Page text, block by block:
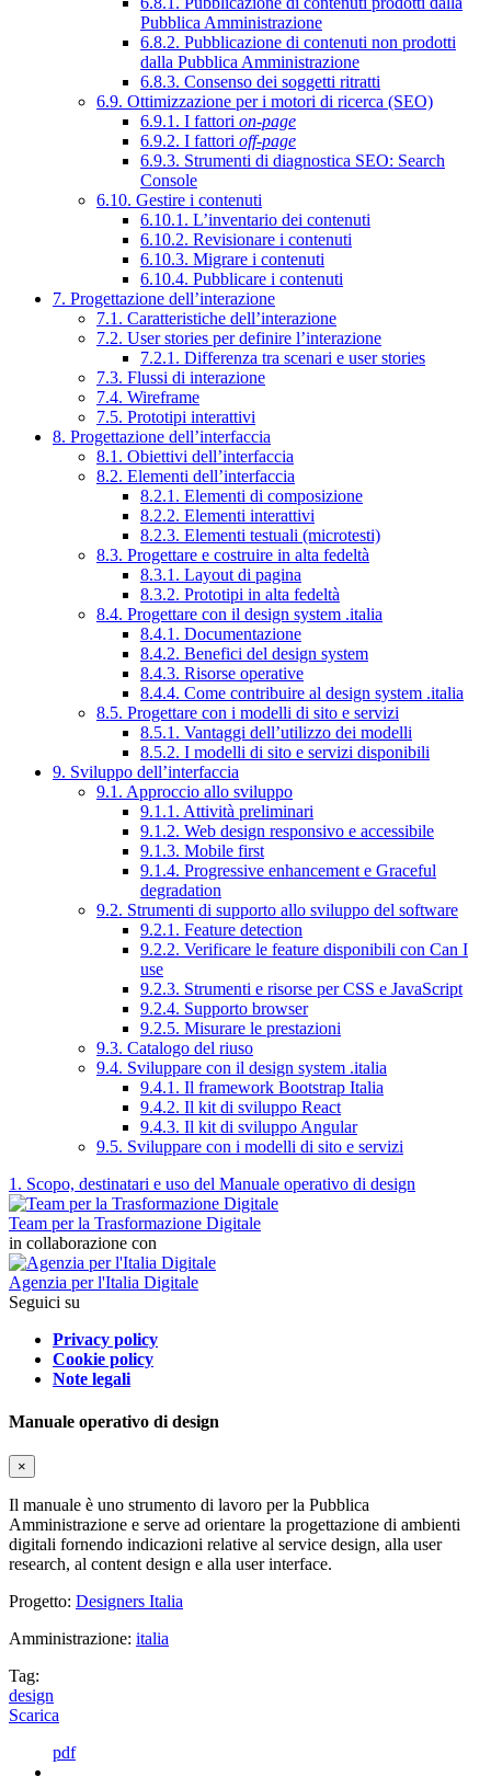
Pubblica Amministrazione
6.8.2. Pubblicazione di contenuti non prodotti
dalla Pubblica Amministrazione
6.8.3. Consenso dei soggetti ritratti
6.9. Ottimizzazione per i motori di ricerca (SEO)
6.9.1. I fattori on-page
6.9.2. I fattori off-page
6.9.3. Strumenti di diagnostica SEO: Search
Console
6.10. Gestire i contenuti
6.10.1. L’inventario dei contenuti
6.10.2. Revisionare i contenuti
6.10.3. Migrare i contenuti
6.10.4. Pubblicare i contenuti
7. Progettazione dell’interazione
7.1. Caratteristiche dell’interazione
7.2. User stories per definire l’interazione
7.2.1. Differenza tra scenari e user stories
7.3. Flussi di interazione
7.4. Wireframe
7.5. Prototipi interattivi
8. Progettazione dell’interfaccia
8.1. Obiettivi dell’interfaccia
8.2. Elementi dell’interfaccia
8.2.1. Elementi di composizione
8.2.2. Elementi interattivi
8.2.3. Elementi testuali (microtesti)
8.3. Progettare e costruire in alta fedeltà
8.3.1. Layout di pagina
8.3.2. Prototipi in alta fedeltà
8.4. Progettare con il design system .italia
8.4.1. Documentazione
8.4.2. Benefici del design system
8.4.3. Risorse operative
8.4.4. Come contribuire al design system .italia
8.5. Progettare con i modelli di sito e servizi
8.5.1. Vantaggi dell’utilizzo dei modelli
8.5.2. I modelli di sito e servizi disponibili
9. Sviluppo dell’interfaccia
9.1. Approccio allo sviluppo
9.1.1. Attività preliminari
9.1.2. Web design responsivo e accessibile
9.1.3. Mobile first
9.1.4. Progressive enhancement e Graceful
degradation
9.2. Strumenti di supporto allo sviluppo del software
9.2.1. Feature detection
9.2.2. Verificare le feature disponibili con Can I
use
9.2.3. Strumenti e risorse per CSS e JavaScript
9.2.4. Supporto browser
9.2.5. Misurare le prestazioni
9.3. Catalogo del riuso
9.4. Sviluppare con il design system .italia
9.4.1. Il framework Bootstrap Italia
9.4.2. Il kit di sviluppo React
9.4.3. Il kit di sviluppo Angular
9.5. Sviluppare con i modelli di sito e servizi
1. Scopo, destinatari e uso del Manuale operativo di design
Team per la Trasformazione Digitale
in collaborazione con
Agenzia per l'Italia Digitale
Seguici su
Privacy policy
Cookie policy
Note legali
Manuale operativo di design
×
Il manuale è uno strumento di lavoro per la Pubblica
Amministrazione e serve ad orientare la progettazione di ambienti
digitali fornendo indicazioni relative al service design, alla user
research, al content design e alla user interface.
Progetto: Designers Italia
Amministrazione: italia
Tag:
design
Scarica
pdf